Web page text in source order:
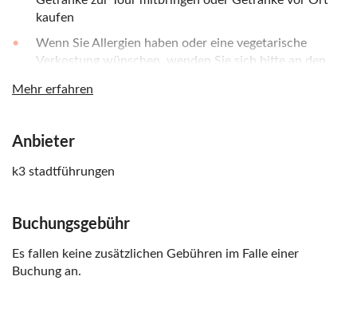
kaufen
Wenn Sie Allergien haben oder eine vegetarische
Verkostung wünschen, wenden Sie sich bitte an den
Gutschein finden Sie nach der Buchung
Menschen mit Nahrungsmittelunverträglichkeiten
Diese Tour findet mit maximal 16 Teilnehmern statt
Mehr erfahren
Anbieter
k3 stadtführungen
Buchungsgebühr
Es fallen keine zusätzlichen Gebühren im Falle einer
Buchung an.